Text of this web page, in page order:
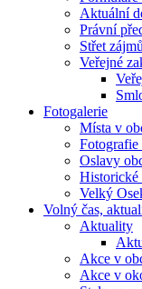
Aktuální
Právní
Střet zájmů
Veřejné
Fotogalerie
Místa v
Oslavy
Historické
Velký
Volný čas,
Aktuality
Akce v
Akce v